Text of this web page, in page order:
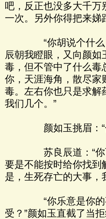
吧，反正也没多大千万
一次。另外你得把来娣
“你胡说个什么，
辰朝我瞪眼，又向颜如
毒，但不管中了什么毒
你，天涯海角，散尽家
毒。左右你也只是求解
我们几个。”
颜如玉挑眉：“你
苏良辰道：“你可
要是不能按时给你找到
是，生死存亡的大事，
“你乐意是你的事
受？”颜如玉直截了当拒